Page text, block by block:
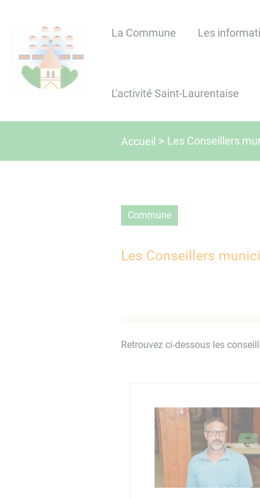
rapide
menu
rapide
contenu
principal
rapide
recherche
rapide
La Commune Les
L'activité Saint-Laurentaise
Accueil Les Conseillers
commune
Les Conseillers
Retrouvez ci-dessous les